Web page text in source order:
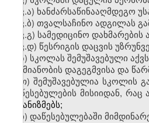
ვ.ა) ხანძარსაწინააღმდეგო
ვ.ბ) თვალსაჩინო ადგილას
ვ.გ) სამედიცინო დახმარების
ვ.დ) წესრიგის დაცვის
ზ) სკოლას შემუშავებული
საქმიანობის დაგეგმვისა და
თ) შემუშავებულია სკოლის
დაწესებულების მისიიდან, რაც
მექანიზმებს;
ი) დაწესებულებაში